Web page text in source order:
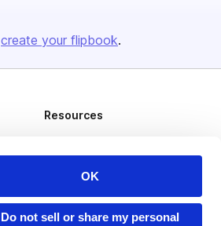
OK
Do not sell or share my personal
create your flipbook.
Resources